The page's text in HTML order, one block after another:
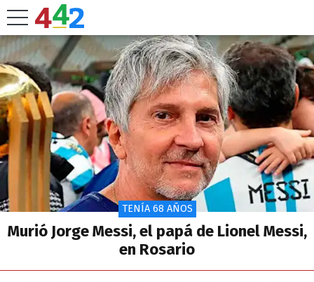
TENÍA 68 AÑOS
Murió Jorge Messi, el papá de Lionel Messi,
en Rosario